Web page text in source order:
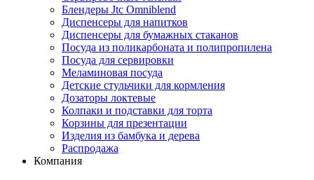
Блендеры Jtc Omniblend
Диспенсеры для напитков
Диспенсеры для бумажных стаканов
Посуда из поликарбоната и полипропилена
Посуда для сервировки
Меламиновая посуда
Детские стульчики для кормления
Дозаторы локтевые
Колпаки и подставки для торта
Корзины для презентации
Изделия из бамбука и дерева
Распродажа
Компания